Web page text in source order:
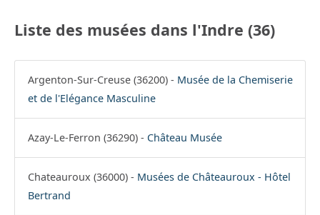
Liste des musées dans l'Indre (36)
Argenton-Sur-Creuse (36200) - Musée de la Chemiserie
et de l'Elégance Masculine
Azay-Le-Ferron (36290) - Château Musée
Chateauroux (36000) - Musées de Châteauroux - Hôtel
Bertrand